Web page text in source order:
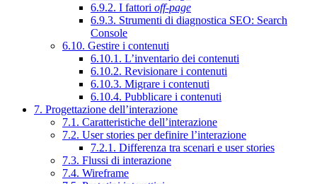
6.9.2. I fattori off-page
6.9.3. Strumenti di diagnostica SEO: Search
Console
6.10. Gestire i contenuti
6.10.1. L’inventario dei contenuti
6.10.2. Revisionare i contenuti
6.10.3. Migrare i contenuti
6.10.4. Pubblicare i contenuti
7. Progettazione dell’interazione
7.1. Caratteristiche dell’interazione
7.2. User stories per definire l’interazione
7.2.1. Differenza tra scenari e user stories
7.3. Flussi di interazione
7.4. Wireframe